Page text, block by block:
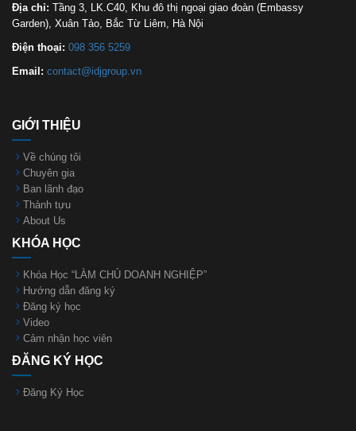
Địa chỉ: Tầng 3, LK.C40, Khu đô thị ngoại giao đoàn (Embassy
Garden), Xuân Tảo, Bắc Từ Liêm, Hà Nội
Điện thoại: 098 356 5259
Email: contact@idjgroup.vn
GIỚI THIỆU
Về chúng tôi
Chuyên gia
Ban lãnh đạo
Thành tựu
About Us
KHÓA HỌC
Khóa Học “LÀM CHỦ DOANH NGHIỆP”
Hướng dẫn đăng ký
Đăng ký học
Video
Cảm nhận học viên
ĐĂNG KÝ HỌC
Đăng Ký Học